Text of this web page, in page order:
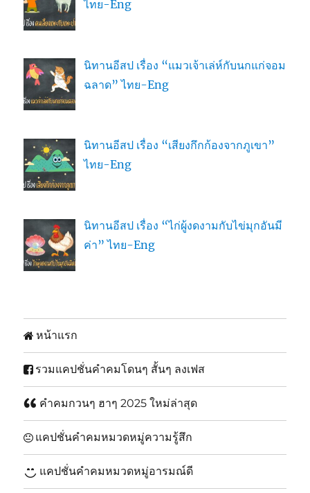
ไทย-Eng
นิทานอีสป เรื่อง “แมวเจ้าเล่ห์กับนกแก่จอม
ฉลาด” ไทย-Eng
นิทานอีสป เรื่อง “เสียงกึกก้องจากภูเขา”
ไทย-Eng
นิทานอีสป เรื่อง “ไก่ผู้งดงามกับไข่มุกอันมี
ค่า” ไทย-Eng
หน้าแรก
รวมแคปชั่นคำคมโดนๆ สั้นๆ ลงเฟส
คำคมกวนๆ ฮาๆ 2025 ใหม่ล่าสุด
แคปชั่นคำคมหมวดหมู่ความรู้สึก
แคปชั่นคำคมหมวดหมู่อารมณ์ดี